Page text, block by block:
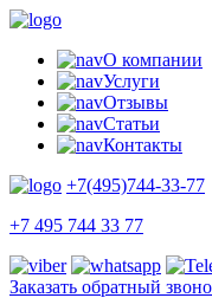
О компании
Услуги
Отзывы
Статьи
Контакты
+7(495)744-33-77
+7 495 744 33 77
Заказать обратный